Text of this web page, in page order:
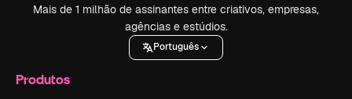
Mais de 1 milhão de assinantes entre criativos, empresas,
agências e estúdios.
Português
Produtos